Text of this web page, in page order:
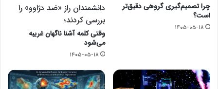
چرا تصمیم‌گیری گروهی دقیق‌تر
است؟
۱۴۰۵-۰۵-۱۸
دانشمندان راز «ضد دژاوو» را
بررسی کردند؛
وقتی کلمه آشنا ناگهان غریبه
می‌شود
۱۴۰۵-۰۵-۱۸